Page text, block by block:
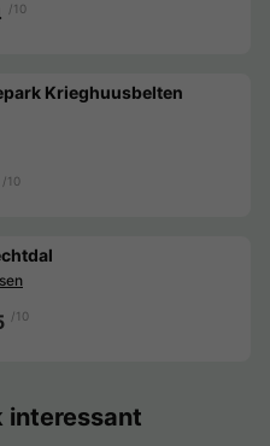
/10
Krieghuusbelten
/10
/10
interessant